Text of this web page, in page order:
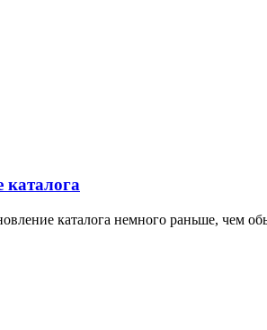
каталога
каталога немного раньше, чем